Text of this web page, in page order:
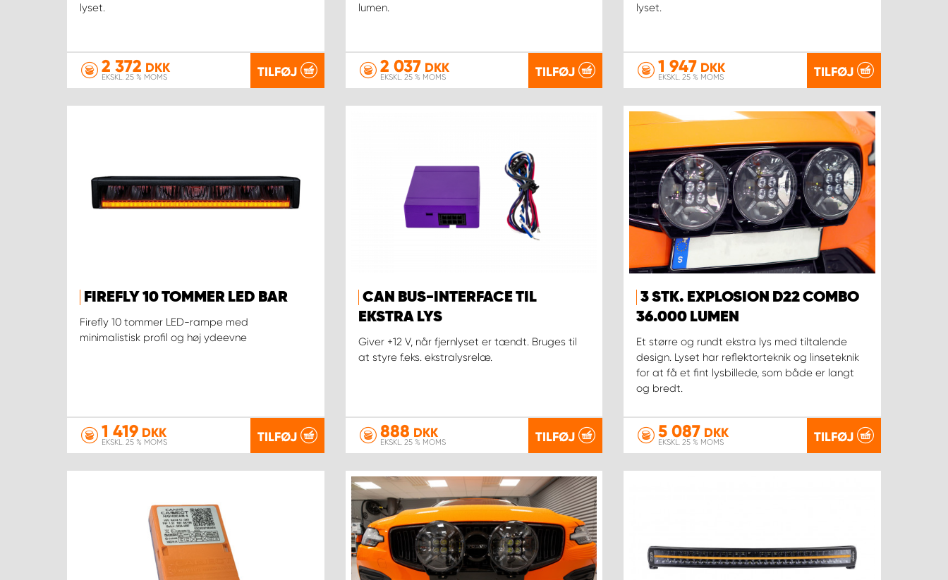
lyset.
2 372 DKK
EKSKL. 25 % MOMS TILFØJ
lumen.
2 037DKK
EKSKL. 25 % MOMS TILFØJ
lyset.
1 947 DKK
EKSKL. 25 % MOMS TILFØJ
FIREFLY 10 TOMMER LED BAR
Firefly 10 tommer LED-rampe med
minimalistisk profil og høj ydeevne
1 419 DKK
EKSKL. 25 % MOMS TILFØJ
CAN BUS-INTERFACE TIL
EKSTRA LYS
Giver +12 V, når fjernlyset er tændt. Bruges til
at styre f.eks. ekstralysrelæ.
888 DKK
EKSKL. 25 % MOMS TILFØJ
3 STK. EXPLOSION D22 COMBO
36.000 LUMEN
Et større og rundt ekstra lys med tiltalende
design. Lyset har reflektorteknik og linseteknik
for at få et fint lysbillede, som både er langt
og bredt.
5 087 DKK
EKSKL. 25 % MOMS TILFØJ